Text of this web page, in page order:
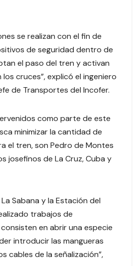
se realizan con el fin de
de seguridad dentro de
el paso del tren y activan
los cruces”, explicó el ingeniero
de Transportes del Incofer.
como parte de este
minimizar la cantidad de
el tren, son Pedro de Montes
josefinos de La Cruz, Cuba y
Sabana y la Estación del
trabajos de
en abrir una especie
introducir las mangueras
cables de la señalización”,